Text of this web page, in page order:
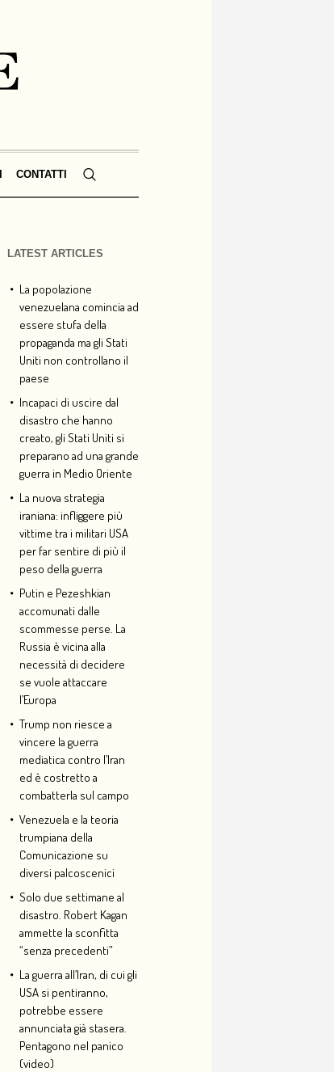
CONTATTI
LATEST ARTICLES
La popolazione
venezuelana comincia ad
essere stufa della
propaganda ma gli Stati
Uniti non controllano il
paese
Incapaci di uscire dal
disastro che hanno
creato, gli Stati Uniti si
preparano ad una grande
guerra in Medio Oriente
La nuova strategia
iraniana: infliggere più
vittime tra i militari USA
per far sentire di più il
peso della guerra
Putin e Pezeshkian
accomunati dalle
scommesse perse. La
Russia è vicina alla
necessità di decidere
se vuole attaccare
l’Europa
Trump non riesce a
vincere la guerra
mediatica contro l’Iran
ed è costretto a
combatterla sul campo
Venezuela e la teoria
trumpiana della
Comunicazione su
diversi palcoscenici
Solo due settimane al
disastro. Robert Kagan
ammette la sconfitta
“senza precedenti”
La guerra all’Iran, di cui gli
USA si pentiranno,
potrebbe essere
annunciata già stasera.
Pentagono nel panico
(video)